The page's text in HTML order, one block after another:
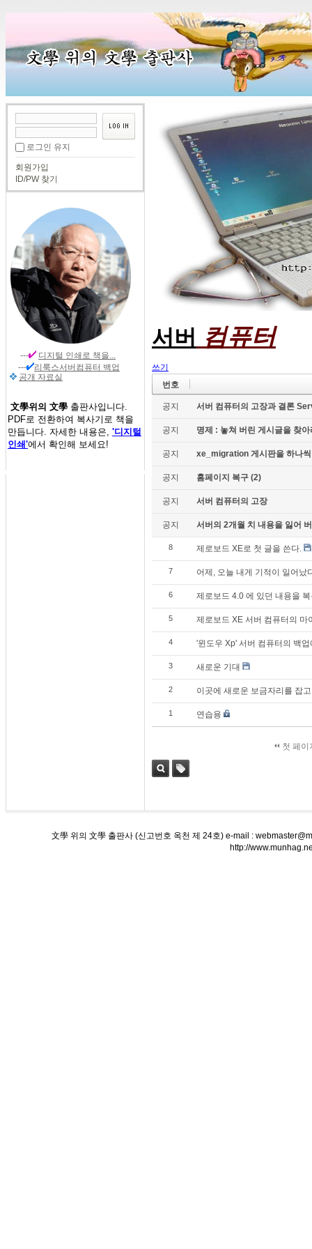
로그인 유지
회원가입
ID/PW 찾기
--- 디지털 인쇄 로 책을...
---
리룩스서버컴퓨터 백업
공개 자료실
文學위의 文學 출판사입니다.
PDF로 전환하여 복사기로 책을
만듭니다. 자세한 내용은, '디지털
인쇄'에서 확인해 보세요!
서버 컴퓨터
쓰기
번호
공지 서버 컴퓨터의 고장과 결론
공지 명제 : 놓쳐 버린 게시글을 찾
공지 xe_migration 게시판을 하나
공지 홈페이지 복구 (2)
공지 서버 컴퓨터의 고장
공지 서버의 2개월 치 내용을 잃어
8 제로보드 XE로 첫 글을 쓴다.
7 어제, 오늘 내게 기적이 일어났
6 제로보드 4.0 에 있던 내용을
5 제로보드 XE 서버 컴퓨터의 마
4 '윈도우 Xp' 서버 컴퓨터의 백업
3 새로운 기대
2 이곳에 새로운 보금자리를 잡
1 연습용
첫 페이
文學 위의 文學 출판사 (신고번호 옥천 제 24호) e-mail :
http://